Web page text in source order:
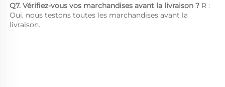
Q7. Vérifiez-vous vos marchandises avant la livraison ? R :
Oui, nous testons toutes les marchandises avant la
livraison.